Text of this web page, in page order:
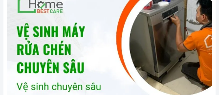
có thể vệ sinhmáy rửa chén
bằng cách sử dụng các chất tẩy
rửa chuyên dụng hoặc bằng cách chạy chương trình rửa vệ
sinh.
Bảo quản máy rửa chén đúng cách: Khi không sử dụngmáy
rửa chén, bạn nên tắt nguồn và xả hết nước trong máy. Bạn
cũng nên đóng cửa máy để ngăn bụi bẩn và côn trùng xâm
nhập.